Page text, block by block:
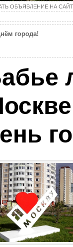
ОБЪЯВЛЕНИЕ НА
города!